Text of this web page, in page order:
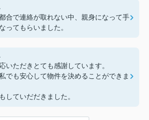
合で連絡が取れない中、親身になって手
ってもらいました。
いただきとても感謝しています。
でも安心して物件を決めることができま
していだだきました。